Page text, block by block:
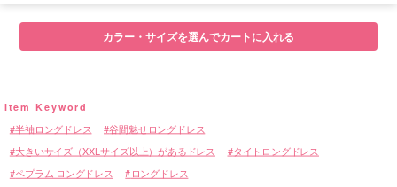
カラー・サイズを選んでカートに入れる
半袖ロングドレス 谷間魅せロングドレス
大きいサイズ（XXLサイズ以上）があるドレス タイトロングドレス
ペプラム ロングドレス
ロングドレス